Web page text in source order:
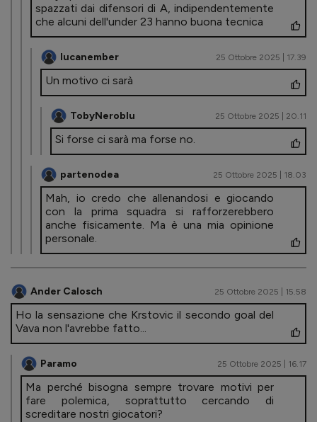
spazzati dai difensori di A, indipendentemente
che alcuni dell'under 23 hanno buona tecnica
lucanember 25 Ottobre 2025 | 17.39
Un motivo ci sarà
TobyNeroblu 25 Ottobre 2025 | 20.11
Si forse ci sarà ma forse no.
partenodea 25 Ottobre 2025 | 18.03
Mah, io credo che allenandosi e giocando
con la prima squadra si rafforzerebbero
anche fisicamente. Ma è una mia opinione
personale.
Ander Calosch 25 Ottobre 2025 | 15.58
Ho la sensazione che Krstovic il secondo goal del
Vava non l'avrebbe fatto...
Paramo 25 Ottobre 2025 | 16.17
Ma perché bisogna sempre trovare motivi per
fare polemica, soprattutto cercando di
screditare nostri giocatori?